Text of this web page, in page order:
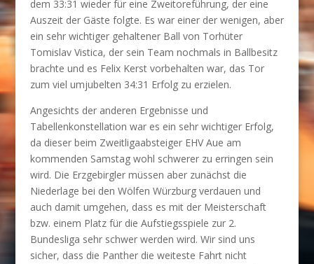
dem 33:31 wieder für eine Zweitoreführung, der eine
Auszeit der Gäste folgte. Es war einer der wenigen, aber
ein sehr wichtiger gehaltener Ball von Torhüter
Tomislav Vistica, der sein Team nochmals in Ballbesitz
brachte und es Felix Kerst vorbehalten war, das Tor
zum viel umjubelten 34:31 Erfolg zu erzielen.
Angesichts der anderen Ergebnisse und
Tabellenkonstellation war es ein sehr wichtiger Erfolg,
da dieser beim Zweitligaabsteiger EHV Aue am
kommenden Samstag wohl schwerer zu erringen sein
wird. Die Erzgebirgler müssen aber zunächst die
Niederlage bei den Wölfen Würzburg verdauen und
auch damit umgehen, dass es mit der Meisterschaft
bzw. einem Platz für die Aufstiegsspiele zur 2.
Bundesliga sehr schwer werden wird. Wir sind uns
sicher, dass die Panther die weiteste Fahrt nicht